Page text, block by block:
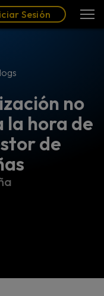
Sesión
no
la hora de
de